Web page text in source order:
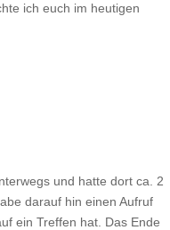
ich euch im heutigen
und hatte dort ca. 2
darauf hin einen Aufruf
ein Treffen hat. Das Ende